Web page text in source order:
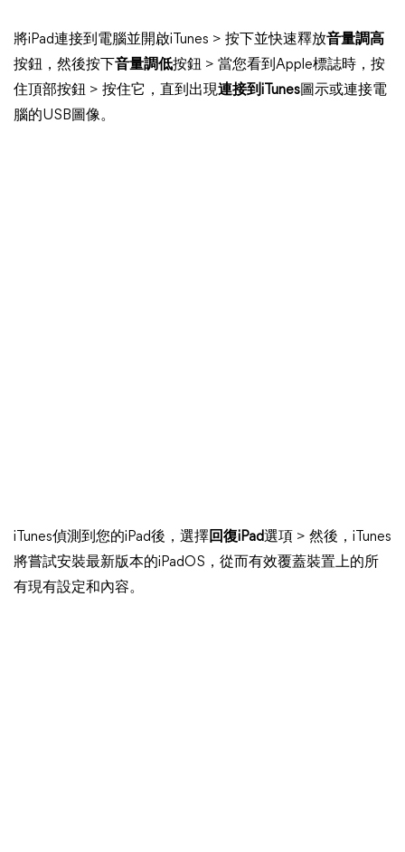
將iPad連接到電腦並開啟iTunes > 按下並快速釋放音量調高
按鈕，然後按下音量調低按鈕 > 當您看到Apple標誌時，按
住頂部按鈕 > 按住它，直到出現連接到iTunes圖示或連接電
腦的USB圖像。
iTunes偵測到您的iPad後，選擇回復iPad選項 > 然後，iTunes
將嘗試安裝最新版本的iPadOS，從而有效覆蓋裝置上的所
有現有設定和內容。